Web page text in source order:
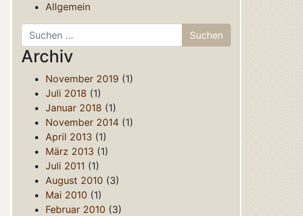
Allgemein
Suche nach:
Archiv
November 2019 (1)
Juli 2018 (1)
Januar 2018 (1)
November 2014 (1)
April 2013 (1)
März 2013 (1)
Juli 2011 (1)
August 2010 (3)
Mai 2010 (1)
Februar 2010 (3)